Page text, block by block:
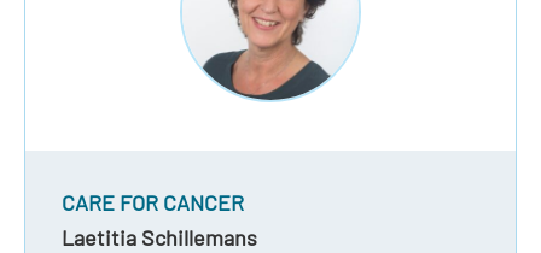
CARE FOR CANCER
Laetitia Schillemans